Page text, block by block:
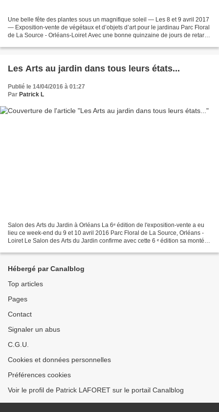
Une belle fête des plantes sous un magnifique soleil — Les 8 et 9 avril 2017
— Exposition-vente de végétaux et d’objets d’art pour le jardinau Parc Floral
de La Source - Orléans-Loiret Avec une bonne quinzaine de jours de retard -
Les Arts au jardin dans tous leurs états...
Publié le 14/04/2016 à 01:27
Par Patrick L
Salon des Arts du Jardin à Orléans La 6ᵉ édition de l'exposition-vente a eu
lieu ce week-end du 9 et 10 avril 2016 Parc Floral de La Source, Orléans -
Loiret Le Salon des Arts du Jardin confirme avec cette 6 ᵉ édition sa montée
Hébergé par Canalblog
Top articles
Pages
Contact
Signaler un abus
C.G.U.
Cookies et données personnelles
Préférences cookies
Voir le profil de Patrick LAFORET sur le portail Canalblog